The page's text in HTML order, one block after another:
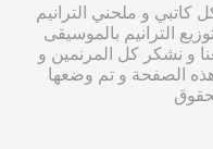
و ملحني الترانيم
الترانيم بالموسيقى
و نشكر كل المرنمين و
هذه الصفحة و تم وضعها